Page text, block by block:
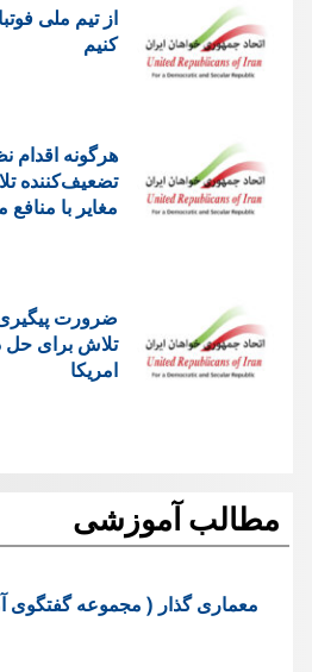
از تیم ملی
کنیم
هرگونه اقدام
تضعیف‌کننده
مغایر با
ضرورت
تلاش برای حل
امریکا
مطالب آموزشی
معماری گذار ( مجموعه گفتگوی